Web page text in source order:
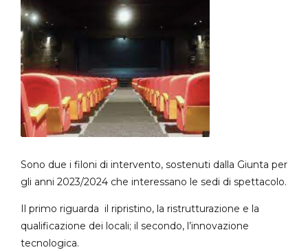
Sono due i filoni di intervento, sostenuti dalla Giunta per
gli anni 2023/2024 che interessano le sedi di spettacolo.
Il primo riguarda il ripristino, la ristrutturazione e la
qualificazione dei locali; il secondo, l’innovazione
tecnologica.